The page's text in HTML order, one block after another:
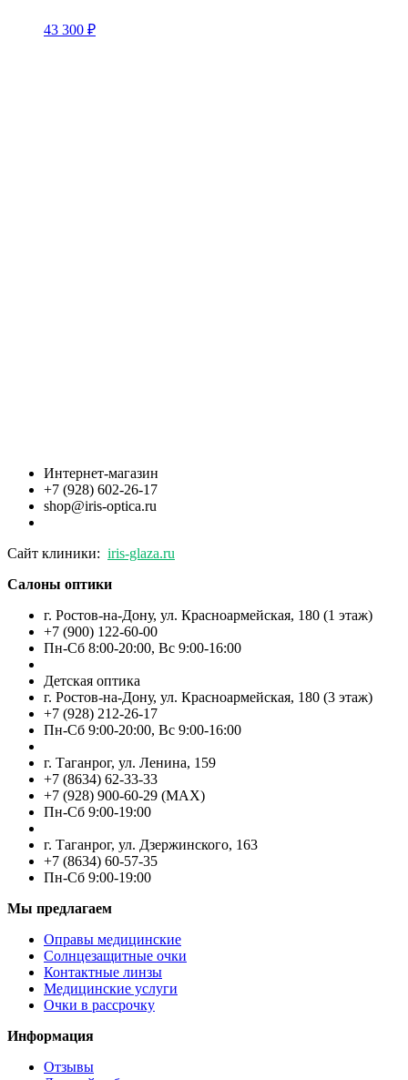
43 300 ₽
Интернет-магазин
+7 (928) 602-26-17
shop@iris-optica.ru
Сайт клиники: iris-glaza.ru
Салоны оптики
г. Ростов-на-Дону, ул. Красноармейская, 180 (1 этаж)
+7 (900) 122-60-00
Пн-Cб 8:00-20:00, Вс 9:00-16:00
Детская оптика
г. Ростов-на-Дону, ул. Красноармейская, 180 (3 этаж)
+7 (928) 212-26-17
Пн-Cб 9:00-20:00, Вс 9:00-16:00
г. Таганрог, ул. Ленина, 159
+7 (8634) 62-33-33
+7 (928) 900-60-29 (MAX)
Пн-Cб 9:00-19:00
г. Таганрог, ул. Дзержинского, 163
+7 (8634) 60-57-35
Пн-Сб 9:00-19:00
Мы предлагаем
Оправы медицинские
Солнцезащитные очки
Контактные линзы
Медицинские услуги
Очки в рассрочку
Информация
Отзывы